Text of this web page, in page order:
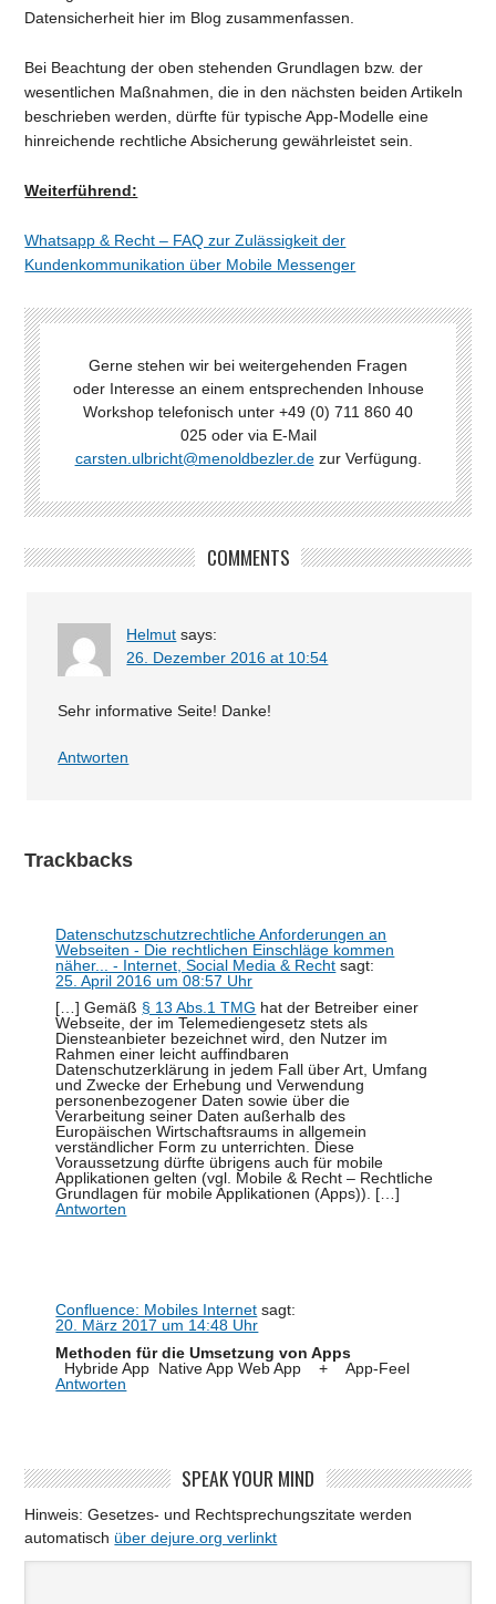
Datensicherheit hier im Blog zusammenfassen.
Bei Beachtung der oben stehenden Grundlagen bzw. der
wesentlichen Maßnahmen, die in den nächsten beiden Artikeln
beschrieben werden, dürfte für typische App-Modelle eine
hinreichende rechtliche Absicherung gewährleistet sein.
Weiterführend:
Whatsapp & Recht – FAQ zur Zulässigkeit der
Kundenkommunikation über Mobile Messenger
Gerne stehen wir bei weitergehenden Fragen
oder Interesse an einem entsprechenden Inhouse
Workshop telefonisch unter +49 (0) 711 860 40
025 oder via E-Mail
carsten.ulbricht@menoldbezler.dezur Verfügung.
COMMENTS
Helmut says:
26. Dezember 2016 at 10:54
Sehr informative Seite! Danke!
Antworten
Trackbacks
Datenschutzschutzrechtliche Anforderungen an
Webseiten - Die rechtlichen Einschläge kommen
näher... - Internet, Social Media & Recht sagt:
25. April 2016 um 08:57 Uhr
[…] Gemäß § 13 Abs.1 TMG hat der Betreiber einer
Webseite, der im Telemediengesetz stets als
Diensteanbieter bezeichnet wird, den Nutzer im
Rahmen einer leicht auffindbaren
Datenschutzerklärung in jedem Fall über Art, Umfang
und Zwecke der Erhebung und Verwendung
personenbezogener Daten sowie über die
Verarbeitung seiner Daten außerhalb des
Europäischen Wirtschaftsraums in allgemein
verständlicher Form zu unterrichten. Diese
Voraussetzung dürfte übrigens auch für mobile
Applikationen gelten (vgl. Mobile & Recht – Rechtliche
Grundlagen für mobile Applikationen (Apps)). […]
Antworten
Confluence: Mobiles Internet sagt:
20. März 2017 um 14:48 Uhr
Methoden für die Umsetzung von Apps
Hybride App Native App Web App + App-Feel
Antworten
SPEAK YOUR MIND
Hinweis: Gesetzes- und Rechtsprechungszitate werden
automatisch über dejure.org verlinkt